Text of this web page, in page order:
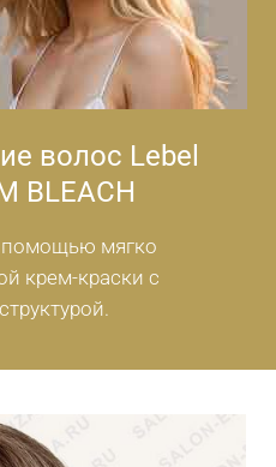
волос Lebel
BLEACH
помощью мягко
крем-краски с